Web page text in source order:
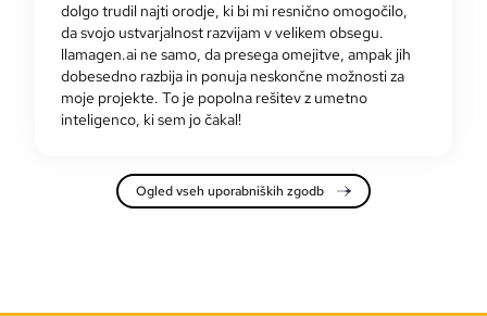
dolgo trudil najti orodje, ki bi mi resnično omogočilo,
da svojo ustvarjalnost razvijam v velikem obsegu.
llamagen.ai ne samo, da presega omejitve, ampak jih
dobesedno razbija in ponuja neskončne možnosti za
moje projekte. To je popolna rešitev z umetno
inteligenco, ki sem jo čakal!
Ogled vseh uporabniških zgodb